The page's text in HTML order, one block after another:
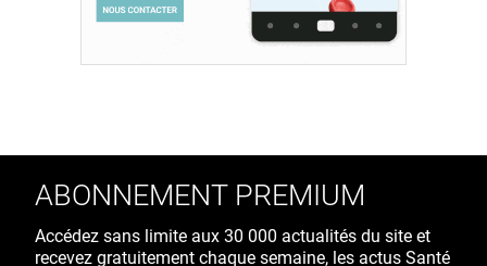
ABONNEMENT PREMIUM
Accédez sans limite aux 30 000 actualités du site et
recevez gratuitement chaque semaine, les actus Santé